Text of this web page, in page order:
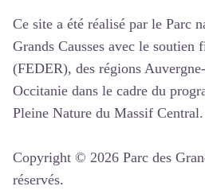
Ce site a été réalisé par le Parc
Grands Causses avec le soutien
(FEDER), des régions
Occitanie dans le cadre du
Pleine Nature du Massif Central.
Copyright © 2026 Parc des
réservés.